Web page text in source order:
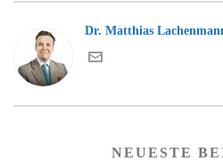
Dr. Matthias
NEUESTE